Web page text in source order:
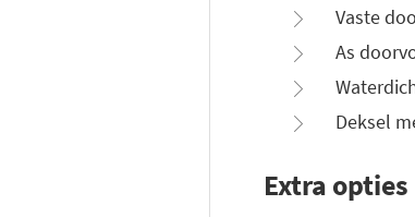
Vaste
As
Deksel
Extra opties